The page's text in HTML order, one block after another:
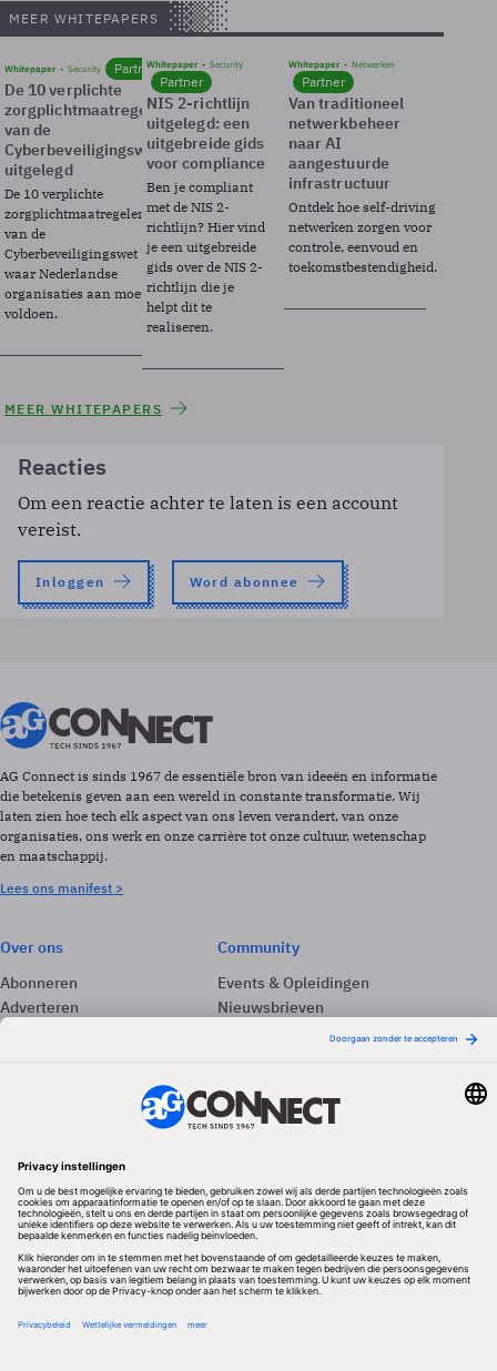
MEER WHITEPAPERS
Whitepaper Security Partner
De 10 verplichte
zorgplichtmaatregelen
van de
Cyberbeveiligingswet
uitgelegd
De 10 verplichte
zorgplichtmaatregelen
van de
Cyberbeveiligingswet
waar Nederlandse
organisaties aan moeten
voldoen.
Whitepaper Security
Partner
NIS 2-richtlijn
uitgelegd: een
uitgebreide gids
voor compliance
Ben je compliant
met de NIS 2-
richtlijn? Hier vind
je een uitgebreide
gids over de NIS 2-
richtlijn die je
helpt dit te
realiseren.
Whitepaper Netwerken
Partner
Van traditioneel
netwerkbeheer
naar AI
aangestuurde
infrastructuur
Ontdek hoe self-driving
netwerken zorgen voor
controle, eenvoud en
toekomstbestendigheid.
MEER WHITEPAPERS
Reacties
Om een reactie achter te laten is een account
vereist.
Inloggen Word abonnee
AG Connect is sinds 1967 de essentiële bron van ideeën en informatie
die betekenis geven aan een wereld in constante transformatie. Wij
laten zien hoe tech elk aspect van ons leven verandert, van onze
organisaties, ons werk en onze carrière tot onze cultuur, wetenschap
en maatschappij.
Lees ons manifest >
Over ons
Abonneren
Adverteren
Community
Events & Opleidingen
Nieuwsbrieven
Redactionele partner